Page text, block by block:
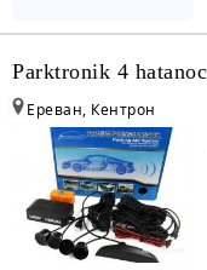
Parktronik 4 hatanoc
Ереван, Кентрон